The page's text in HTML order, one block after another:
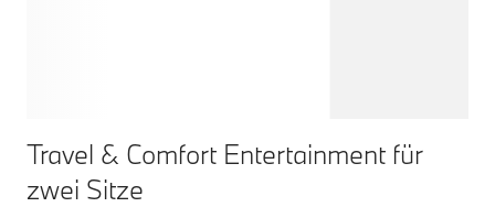
Travel & Comfort Entertainment für
zwei Sitze